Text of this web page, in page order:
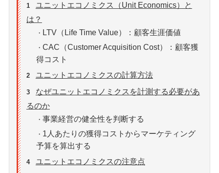
1
ユニットエコノミクス（Unit Economics）と
は？
・ LTV（Life Time Value）：顧客生涯価値
・ CAC（Customer Acquisition Cost）：顧客獲
得コスト
2 ユニットエコノミクスの計算方法
3
なぜユニットエコノミクスを計測する必要があ
るのか
・ 事業経営の健全性を判断する
・ 1人あたりの獲得コストからマーケティング
予算を算出する
4 ユニットエコノミクスの注意点